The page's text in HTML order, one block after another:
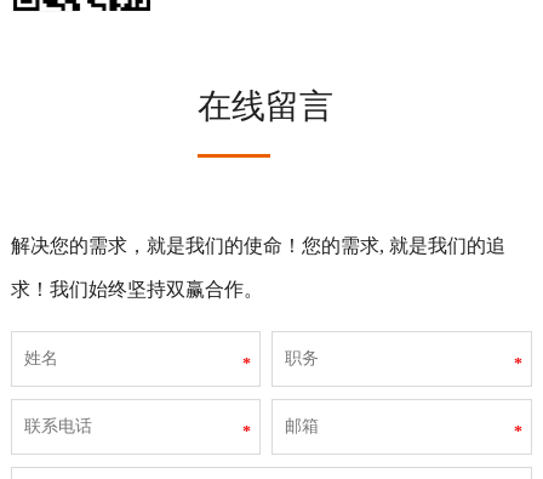
在线留言
解决您的需求，就是我们的使命！您的需求, 就是我们的追
求！我们始终坚持双赢合作。
* *
* *